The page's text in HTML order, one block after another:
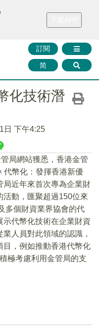
財華證券 媒體矩陣
訂閱
简
化技術潛
日 下午4:25
局網站獲悉，香港金管
代幣化：發揮香港新優
局近年來首次專為企業財
活動，匯聚超過150位來
多個財資業界協會的代
代幣化技術在企業財資
人員對此領域的認識，
目，例如推動香港代幣化
極考慮利用金管局的支